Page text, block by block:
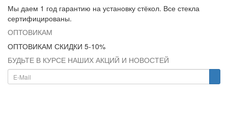
Мы даем 1 год гарантию на установку стёкол. Все стекла
сертифицированы.
ОПТОВИКАМ
ОПТОВИКАМ СКИДКИ 5-10%
БУДЬТЕ В КУРСЕ НАШИХ АКЦИЙ И НОВОСТЕЙ